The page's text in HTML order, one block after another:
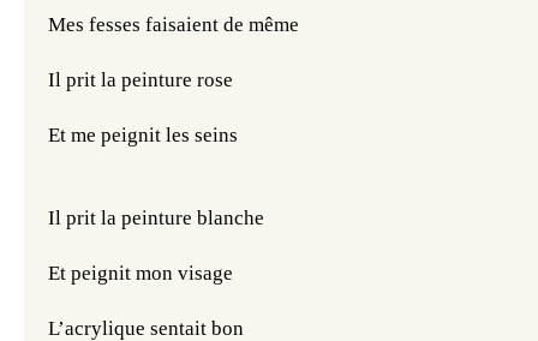
Mes fesses faisaient de même
Il prit la peinture rose
Et me peignit les seins
Il prit la peinture blanche
Et peignit mon visage
L’acrylique sentait bon